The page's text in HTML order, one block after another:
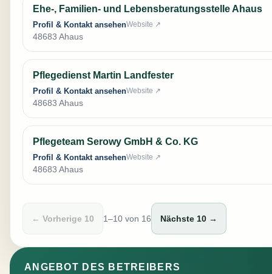
Ehe-, Familien- und Lebensberatungsstelle Ahaus
Profil & Kontakt ansehenWebsite ↗
48683 Ahaus
Pflegedienst Martin Landfester
Profil & Kontakt ansehenWebsite ↗
48683 Ahaus
Pflegeteam Serowy GmbH & Co. KG
Profil & Kontakt ansehenWebsite ↗
48683 Ahaus
← Vorherige 10 1–10 von 16 Nächste 10 →
ANGEBOT DES BETREIBERS